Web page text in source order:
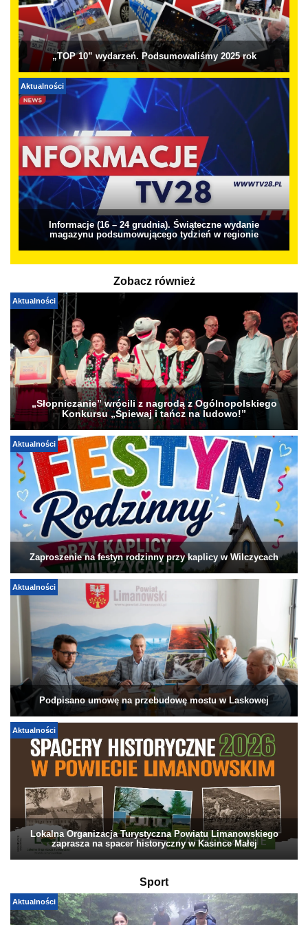
„TOP 10” wydarzeń. Podsumowaliśmy 2025 rok
Aktualności
Informacje (16 – 24 grudnia). Świąteczne wydanie
magazynu podsumowującego tydzień w regionie
Zobacz również
Aktualności
„Słopniczanie” wrócili z nagrodą z Ogólnopolskiego
Konkursu „Śpiewaj i tańcz na ludowo!”
Aktualności
Zaproszenie na festyn rodzinny przy kaplicy w Wilczycach
Aktualności
Podpisano umowę na przebudowę mostu w Laskowej
Aktualności
Lokalna Organizacja Turystyczna Powiatu Limanowskiego
zaprasza na spacer historyczny w Kasince Małej
Sport
Aktualności